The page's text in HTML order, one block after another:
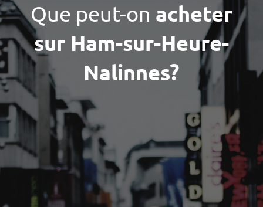
Choisir ma localisation
Que peut-on acheter
sur Ham-sur-Heure-
Nalinnes?